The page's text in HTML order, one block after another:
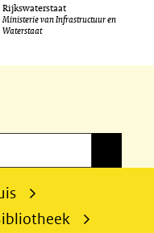
Rijkswaterstaat
Ministerie van Infrastructuur en
Waterstaat